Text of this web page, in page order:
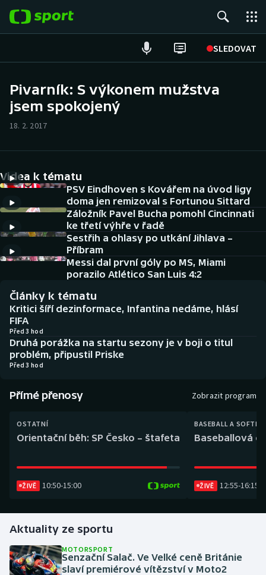
SLEDOVAT
Hokej
Cyklistika
DALŠÍ SPORTY
Americký fotbal
Baseball a softbal
Basketbal
Biatlon
Boby a skeleton
Box
Curling
Golf
Gymnastika
NEPŘEHLÉDNĚTE
Historické návraty
Aplikace ČT sport
AZ kvíz
Pivarník: S výkonem mužstva
jsem spokojený
18. 2. 2017
Videa k tématu
PSV Eindhoven s Kovářem na úvod ligy
doma jen remizoval s Fortunou Sittard
Záložník Pavel Bucha pomohl Cincinnati
ke třetí výhře v řadě
Sestřih a ohlasy po utkání Jihlava –
Příbram
Messi dal první góly po MS, Miami
porazilo Atlético San Luis 4:2
Články k tématu
Kritici šíří dezinformace, Infantina nedáme, hlásí
FIFA
Před 3 hod
Druhá porážka na startu sezony je v boji o titul
problém, připustil Priske
Před 3 hod
Přímé přenosy Zobrazit program
OSTATNÍ
Orientační běh: SP Česko – štafeta
ŽIVĚ 10:50-15:00
BASEBALL A
Baseballová
ŽIVĚ 12:55-16:15
Aktuality ze sportu
MOTORSPORT
Senzační Salač. Ve Velké ceně Británie
slaví premiérové vítězství v Moto2